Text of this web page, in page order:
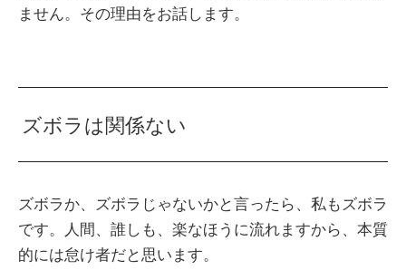
ません。その理由をお話します。
ズボラは関係ない
ズボラか、ズボラじゃないかと言ったら、私もズボラ
です。人間、誰しも、楽なほうに流れますから、本質
的には怠け者だと思います。